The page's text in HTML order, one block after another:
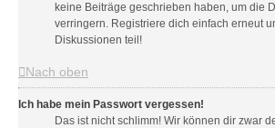
keine Beiträge geschrieben haben, um die
verringern. Registriere dich einfach erneut
Diskussionen teil!
Nach oben
Ich habe mein Passwort vergessen!
Das ist nicht schlimm! Wir können dir zwar